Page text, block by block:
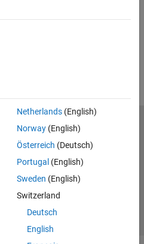
Netherlands(English)
Norway(English)
Österreich (Deutsch)
Portugal (English)
Sweden (English)
Switzerland
Deutsch
English
Informativa sulla privacy
Contatti
Inc.